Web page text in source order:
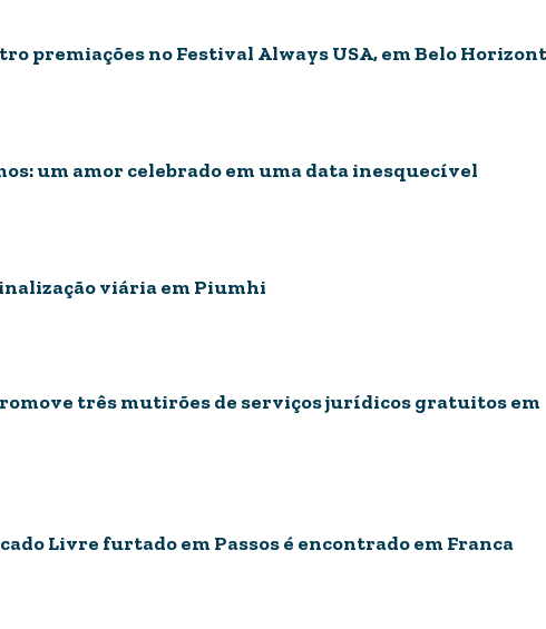
premiações no Festival Always USA, em Belo
um amor celebrado em uma data inesquecível
viária em Piumhi
três mutirões de serviços jurídicos gratuitos em
Livre furtado em Passos é encontrado em Franca